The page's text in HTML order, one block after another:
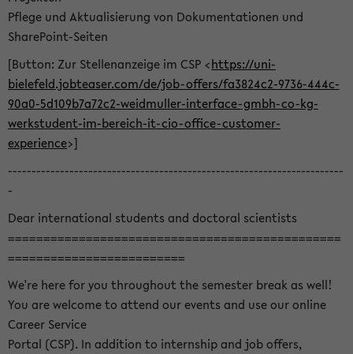
Pflege und Aktualisierung von Dokumentationen und
SharePoint-Seiten
[Button: Zur Stellenanzeige im CSP <https://uni-
bielefeld.jobteaser.com/de/job-offers/fa3824c2-9736-444c-
90a0-5d109b7a72c2-weidmuller-interface-gmbh-co-kg-
werkstudent-im-bereich-it-cio-office-customer-
experience>]
-----------------------------------------------------------------------
-
Dear international students and doctoral scientists
===============================================
=========================
We're here for you throughout the semester break as well!
You are welcome to attend our events and use our online
Career Service
Portal (CSP). In addition to internship and job offers,